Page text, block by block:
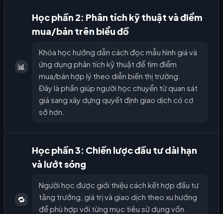
📊
Học phần 2: Phân tích kỹ thuật và điểm
mua/bán trên biểu đồ
Khóa học hướng dẫn cách đọc mẫu hình giá và
ứng dụng phân tích kỹ thuật để tìm điểm
mua/bán hợp lý theo diễn biến thị trường.
Đây là phần giúp người học chuyển từ quan sát
giá sang xây dựng quyết định giao dịch có cơ
sở hơn.
🔁
Học phần 3: Chiến lược đầu tư dài hạn
và lướt sóng
Người học được giới thiệu cách kết hợp đầu tư
tăng trưởng, giá trị và giao dịch theo xu hướng
để phù hợp với từng mục tiêu sử dụng vốn.